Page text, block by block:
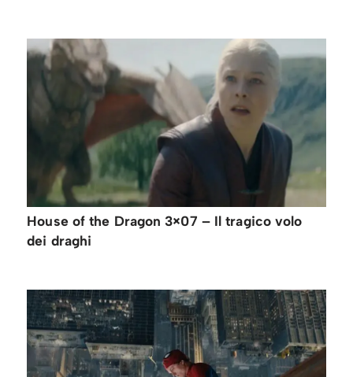
House of the Dragon 3×07 – Il tragico volo
dei draghi